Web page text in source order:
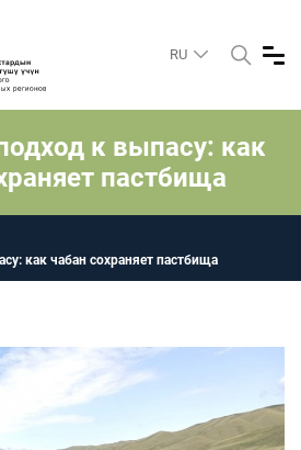
RU
к выпасу: как
пастбища
как чабан сохраняет пастбища